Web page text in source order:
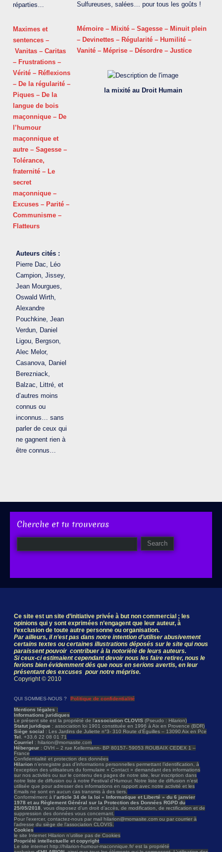
réparties…
Maximes et
sentences –
Vanitas – Caritas
– Frustrations –
Vérité – Réflexions
– De la régularité –
Piques – De la
langue de bois
maçonnique – De
l’humour
maçonnique et
autre – Sagesse –
Tolérance,
fraternité – Le
secret
maçonnique –
Excuses – Parité –
Communisme –
Flatteurs
Auteurs cités :
Pierre Dac, Léo
Campion, Jissey,
Jean Mourgues,
Oswald Wirth,
Alexandre
Pouchkine, Jean
Verdun, Daniel
Ligou, Bergson,
Alec Melor,
Casanova, Daniel
Berezniack,
Balzac, Littré, et
d’autres moins
connus ou
inconnus… sans
parler de ceux qui
ne gagnent rien à
être connus…
Sulfureuses, salées… pour tous les goûts !
Mémoire – Mixité – Sagesse – Minuit plein
– Devinettes – Régularité – Humilité –
Vanité – Méprise – Désordre – Justice
la mixité au Droit Humain
Cherche et tu trouveras
Ce site est un site d’initiative privée à but non commercial ; les
opinions qui y sont exprimées n’engagent que leur auteur, à
l’exclusion de toute autre personne ou organisation.
Par ailleurs, il n’est pas dans notre intention d’utiliser abusivement
certains textes ou certaines illustrations déposés sur le site qui nous
paraissent pouvoir contribuer à la notoriété de leurs auteurs.
Si ceux-ci estimaient cependant devoir nous les faire retirer, nous le
ferions bien évidemment dés que nous en serions avertis, en leur
présentant des excuses pour notre méprise.
Copyright © 2010
QUI SOMMES-NOUS ?
Politique de confidentialité
Mentions légales :
Informations juridiques
Le présent site est la propriété de l’association CLOVIS (Pseudo : Hilarion)
Statut juridique : association loi 1901 constituée en 1996 à Aix en Provence (BDR)
Siège social : Les Jardins de Juliette n°3- 310 Route d’Éguilles – 13090 Aix en Pce
Tel . +33.6 22 08 01 71
Courriel : hilarion@momasite.com
Hébergeur : OVH – 2 rue Kellermann- BP 80157- 59053 ROUBAIX CEDEX 1 –
France
Confidentialité et protection des données
Hilarion n’enregistre pas d’informations personnelles permettant l’identification, à
l’exception des utilisateurs du formulaire « Contact » demandant des informations
sur nos activités ou sur le contenu des pages de notre site, leur inscription dans
notre liste de diffusion ou à notre Festival d’Humour. Notre liste de diffusion n’est
utilisée que pour adresser des informations en rapport avec notre activité et les
Emails ne sont en aucun cas transmis à des tiers.
Conformément à l’article 34 de la loi « Informatique et Liberté » du 6 janvier
1978 et au Règlement Général sur la Protection des Données RGPD du
25/05/2018 , vous disposez d’un droit d’accès, de modification, de rectification et de
suppression des données vous concernant.
Pour l’exercer, contactez-nous par mail hilarion@momasite.com ou par courrier à
l’adresse du siège de l’association CLOVIS.
Cookies
le site Internet Hilarion n’utilise pas de Cookies
Propriété intellectuelle et copyright
Le site internet http://hilarion-humour-maconnique.fr/ est la propriété